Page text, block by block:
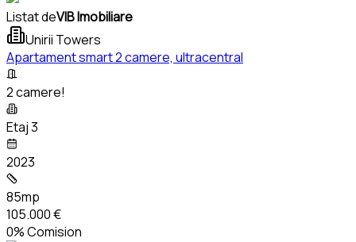
Listat deVIB Imobiliare
Unirii Towers
Apartament smart 2 camere, ultracentral
2 camere!
Etaj 3
2023
85mp
105.000 €
0% Comision